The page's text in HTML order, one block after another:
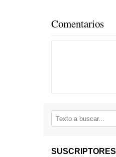
Comentarios
SUSCRIPTORES